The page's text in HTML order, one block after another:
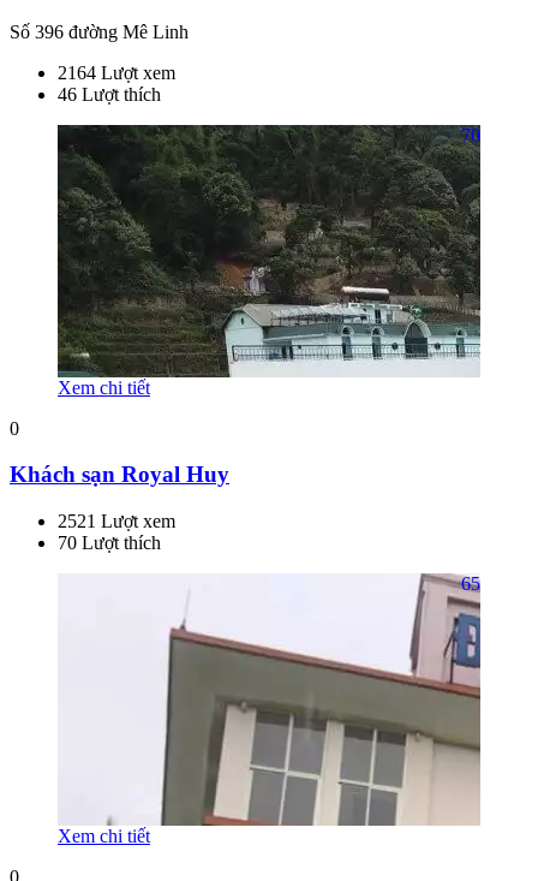
Số 396 đường Mê Linh
2164 Lượt xem
46 Lượt thích
70
Xem chi tiết
0
Khách sạn Royal Huy
2521 Lượt xem
70 Lượt thích
65
Xem chi tiết